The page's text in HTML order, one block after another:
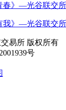
春》—光谷联交
我》—光谷联交
易所 版权所有
号